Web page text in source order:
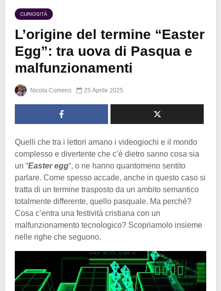
CURIOSITÀ
L’origine del termine “Easter
Egg”: tra uova di Pasqua e
malfunzionamenti
Nicola Comerci 25 Aprile 2025
Quelli che tra i lettori amano i videogiochi e il mondo
complesso e divertente che c’è dietro sanno cosa sia
un “Easter egg“, o ne hanno quantomeno sentito
parlare. Come spesso accade, anche in questo caso si
tratta di un termine trasposto da un ambito semantico
totalmente differente, quello pasquale. Ma perché?
Cosa c’entra una festività cristiana con un
malfunzionamento tecnologico? Scopriamolo insieme
nelle righe che seguono.